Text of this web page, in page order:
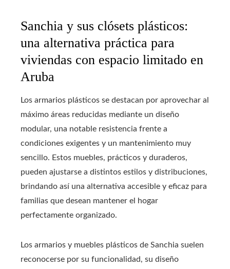
Sanchia y sus clósets plásticos:
una alternativa práctica para
viviendas con espacio limitado en
Aruba
Los armarios plásticos se destacan por aprovechar al
máximo áreas reducidas mediante un diseño
modular, una notable resistencia frente a
condiciones exigentes y un mantenimiento muy
sencillo. Estos muebles, prácticos y duraderos,
pueden ajustarse a distintos estilos y distribuciones,
brindando así una alternativa accesible y eficaz para
familias que desean mantener el hogar
perfectamente organizado.
Los armarios y muebles plásticos de Sanchia suelen
reconocerse por su funcionalidad, su diseño